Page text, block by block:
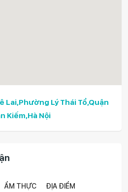
Lai,Phường Lý Thái Tổ,Quận
Kiếm,Hà Nội
ẨM THỰC ĐỊA ĐIỂM